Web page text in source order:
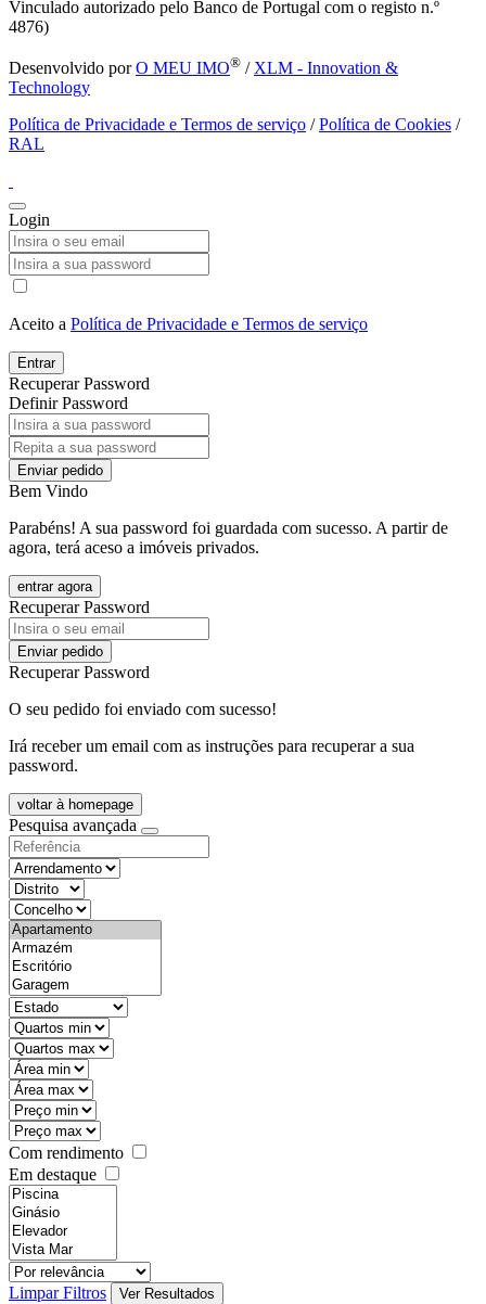
Vinculado autorizado pelo Banco de Portugal com o registo n.º
4876)
Desenvolvido porO MEU IMO® / XLM - Innovation &
Technology
Política de Privacidade e Termos de serviço /Política de Cookies /
RAL
Login
Aceito a Política de Privacidade e Termos de serviço
Entrar
Recuperar Password
Definir Password
Enviar pedido
Bem Vindo
Parabéns! A sua password foi guardada com sucesso. A partir de
agora, terá aceso a imóveis privados.
entrar agora
Recuperar Password
Enviar pedido
Recuperar Password
O seu pedido foi enviado com sucesso!
Irá receber um email com as instruções para recuperar a sua
password.
voltar à homepage
Pesquisa avançada
Com rendimento
Em destaque
Limpar Filtros Ver Resultados